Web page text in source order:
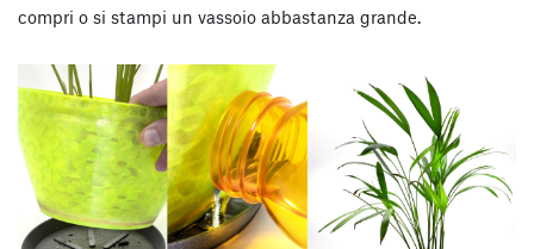
compri o si stampi un vassoio abbastanza grande.